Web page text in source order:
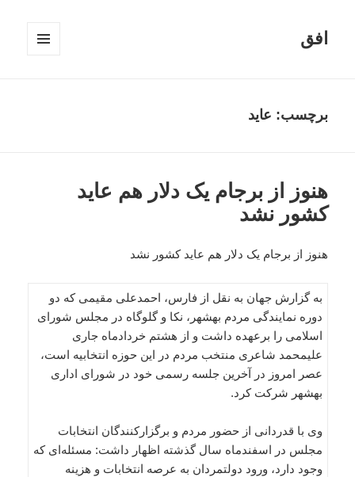
افق
برچسب: عاید
هنوز از برجام یک‌ دلار هم عاید
کشور نشد
هنوز از برجام یک‌ دلار هم عاید کشور نشد
به گزارش جهان به نقل از فارس، احمدعلی مقیمی که دو
دوره نمایندگی مردم بهشهر، نکا و گلوگاه در مجلس شورای
اسلامی را برعهده داشت و از هشتم خردادماه جاری
علی‎محمد شاعری منتخب مردم در این حوزه انتخابیه است،
عصر امروز در آخرین جلسه رسمی خود در شورای اداری
بهشهر شرکت کرد.
وی با قدردانی از حضور مردم و برگزارکنندگان انتخابات
مجلس در اسفندماه سال گذشته اظهار داشت: مسئله‌ای که
وجود دارد، ورود دولتمردان به عرصه انتخابات و هزینه